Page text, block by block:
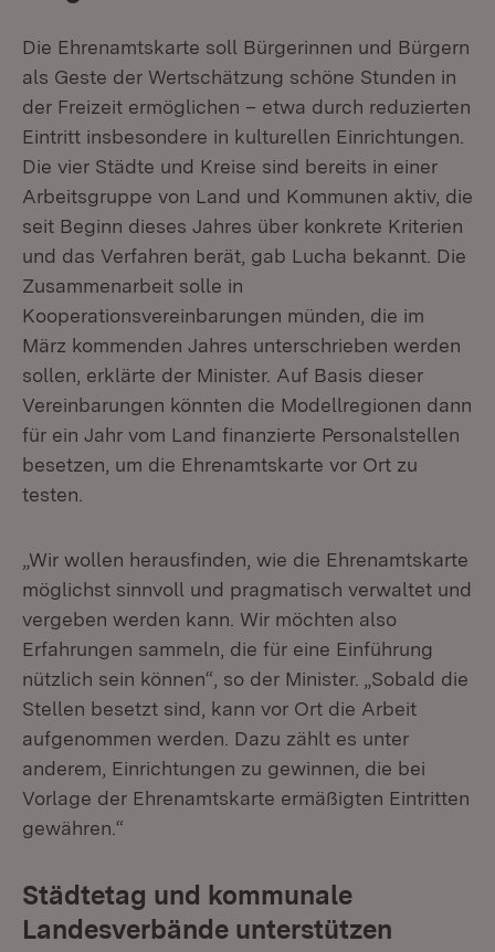
Die Ehrenamtskarte soll Bürgerinnen und Bürgern
als Geste der Wertschätzung schöne Stunden in
der Freizeit ermöglichen – etwa durch reduzierten
Eintritt insbesondere in kulturellen Einrichtungen.
Die vier Städte und Kreise sind bereits in einer
Arbeitsgruppe von Land und Kommunen aktiv, die
seit Beginn dieses Jahres über konkrete Kriterien
und das Verfahren berät, gab Lucha bekannt. Die
Zusammenarbeit solle in
Kooperationsvereinbarungen münden, die im
März kommenden Jahres unterschrieben werden
sollen, erklärte der Minister. Auf Basis dieser
Vereinbarungen könnten die Modellregionen dann
für ein Jahr vom Land finanzierte Personalstellen
besetzen, um die Ehrenamtskarte vor Ort zu
testen.
„Wir wollen herausfinden, wie die Ehrenamtskarte
möglichst sinnvoll und pragmatisch verwaltet und
vergeben werden kann. Wir möchten also
Erfahrungen sammeln, die für eine Einführung
nützlich sein können“, so der Minister. „Sobald die
Stellen besetzt sind, kann vor Ort die Arbeit
aufgenommen werden. Dazu zählt es unter
anderem, Einrichtungen zu gewinnen, die bei
Vorlage der Ehrenamtskarte ermäßigten Eintritten
gewähren.“
Städtetag und kommunale
Landesverbände unterstützen